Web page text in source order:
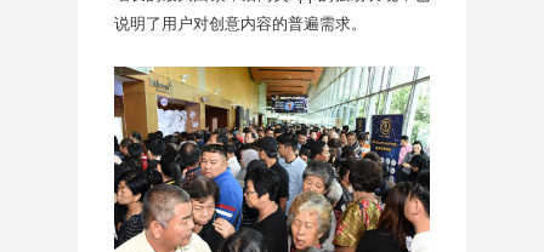
说明了用户对创意内容的普遍需求。